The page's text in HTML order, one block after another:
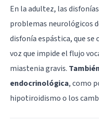
En la adultez, las
problemas neurológicos
disfonía espástica, que se
voz que impide el flujo
miastenia gravis.
endocrinológica, como
hipotiroidismo o los